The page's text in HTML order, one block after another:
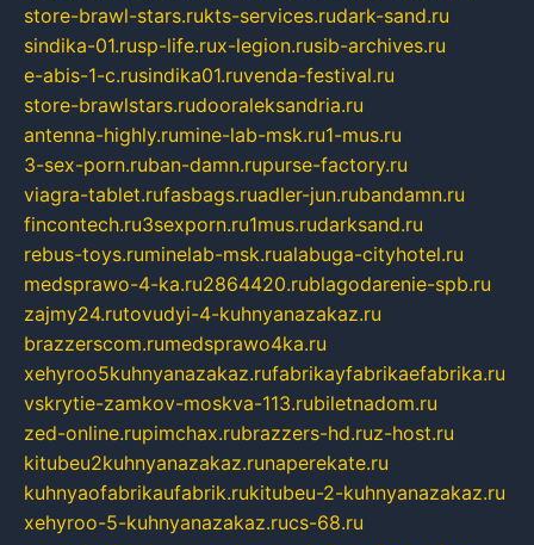
store-brawl-stars.rukts-services.rudark-sand.ru
sindika-01.rusp-life.rux-legion.rusib-archives.ru
e-abis-1-c.rusindika01.ruvenda-festival.ru
store-brawlstars.rudooraleksandria.ru
antenna-highly.rumine-lab-msk.ru1-mus.ru
3-sex-porn.ruban-damn.rupurse-factory.ru
viagra-tablet.rufasbags.ruadler-jun.rubandamn.ru
fincontech.ru3sexporn.ru1mus.rudarksand.ru
rebus-toys.ruminelab-msk.rualabuga-cityhotel.ru
medsprawo-4-ka.ru2864420.rublagodarenie-spb.ru
zajmy24.rutovudyi-4-kuhnyanazakaz.ru
brazzerscom.rumedsprawo4ka.ru
xehyroo5kuhnyanazakaz.rufabrikayfabrikaefabrika.ru
vskrytie-zamkov-moskva-113.rubiletnadom.ru
zed-online.rupimchax.rubrazzers-hd.ruz-host.ru
kitubeu2kuhnyanazakaz.runaperekate.ru
kuhnyaofabrikaufabrik.rukitubeu-2-kuhnyanazakaz.ru
xehyroo-5-kuhnyanazakaz.rucs-68.ru